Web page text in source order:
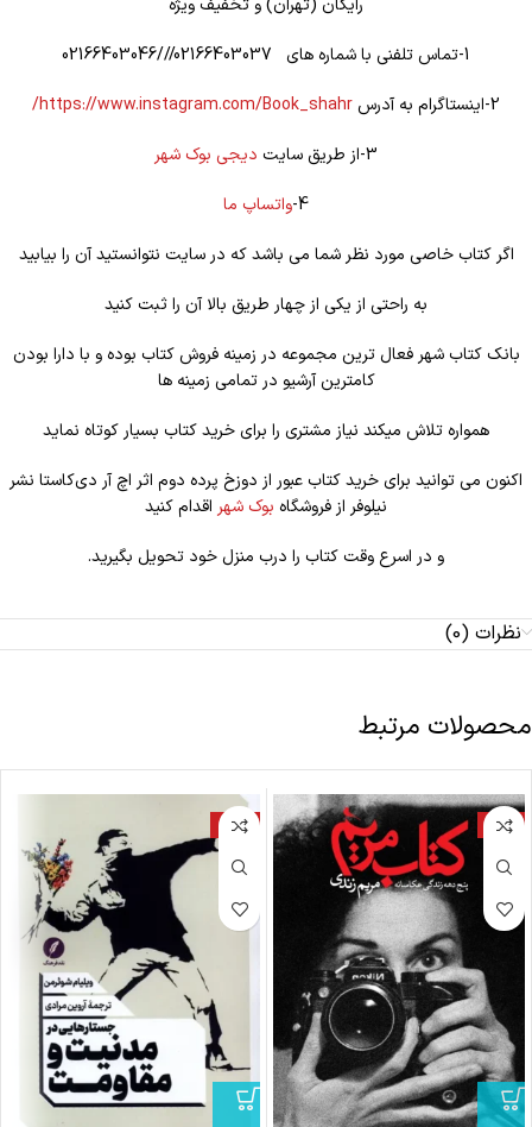
1-تماس تلفنی با شماره های 02166403037///02166403046
2-اینستاگرام به آدرس
https://www.instagram.com/Book_shahr/
3-از طریق سایت
دیجی بوک شهر
4- واتساپ ما
اگر کتاب خاصی مورد نظر شما می باشد که در سایت نتوانستید آن را بیابید
به راحتی از یکی از چهار طریق بالا آن را ثبت کنید
بانک کتاب شهر فعال ترین مجموعه در زمینه فروش کتاب بوده و با دارا بودن
کامترین آرشیو در تمامی زمینه ها
همواره تلاش میکند نیاز مشتری را برای خرید کتاب بسیار کوتاه نماید
اکنون می توانید برای خرید کتاب عبور از دوزخ پرده دوم اثر اچ آر دی‌کاستا نشر
نیلوفر از فروشگاه بوک شهر اقدام کنید
و در اسرع وقت کتاب را درب منزل خود تحویل بگیرید.
نظرات (0)
محصولات مرتبط
-9%
-18%